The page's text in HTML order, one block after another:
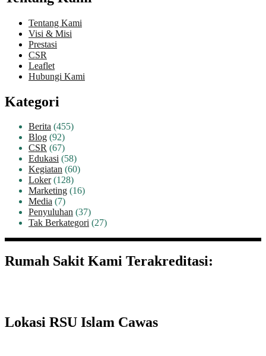
Tentang Kami
Visi & Misi
Prestasi
CSR
Leaflet
Hubungi Kami
Kategori
Berita (455)
Blog (92)
CSR (67)
Edukasi (58)
Kegiatan (60)
Loker(128)
Marketing (16)
Media (7)
Penyuluhan (37)
Tak Berkategori (27)
Rumah Sakit Kami Terakreditasi:
Lokasi RSU Islam Cawas